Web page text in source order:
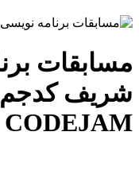
مسابقات
CODEJAM